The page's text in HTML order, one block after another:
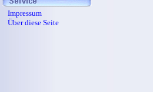
Impressum
Über diese Seite